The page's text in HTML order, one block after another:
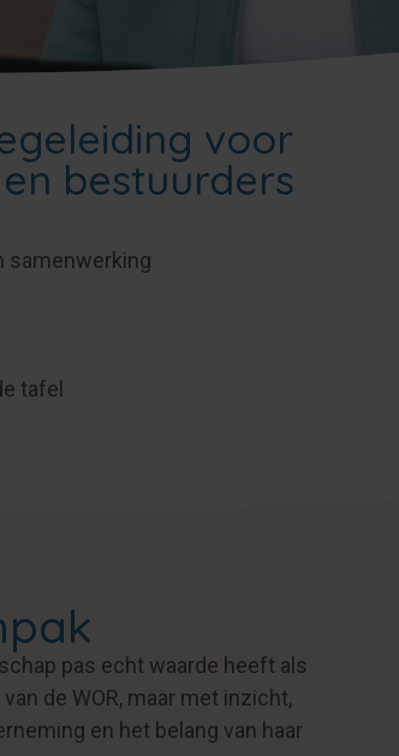
voor
bestuurders
samenwerking
tafel
pas echt waarde heeft als
de WOR, maar met inzicht,
en het belang van haar